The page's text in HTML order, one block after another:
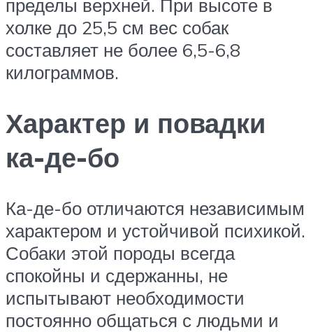
пределы верхней. При высоте в
холке до 25,5 см вес собак
составляет не более 6,5-6,8
килограммов.
Характер и повадки
ка-де-бо
Ка-де-бо отличаются независимым
характером и устойчивой психикой.
Собаки этой породы всегда
спокойны и сдержанны, не
испытывают необходимости
постоянно общаться с людьми и